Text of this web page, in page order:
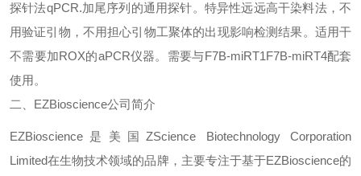
探针法qPCR.加尾序列的通用探针。特异性远远高干染料法，不
用验证引物，不用担心引物工聚体的出现影响检测结果。适用干
不需要加ROX的aPCR仪器。需要与F7B-miRT1F7B-miRT4配套
使用。
二、 EZBioscience公司简介
EZBioscience 是美国ZScience Biotechnology Corporation
Limited在生物技术领域的品牌，主要专注于基于EZBioscience的